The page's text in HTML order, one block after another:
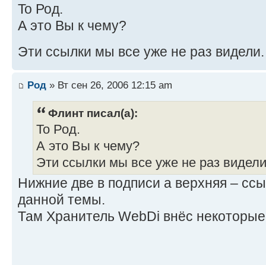
To Род.
А это Вы к чему?
Эти ссылки мы все уже не раз
Род » Вт сен 26, 2006 12:15 am
Флинт писал(а):
To Род.
А это Вы к чему?
Эти ссылки мы все уже не раз
Нижние две в подписи а верхняя –
данной темы.
Там Хранитель WebDi внёс